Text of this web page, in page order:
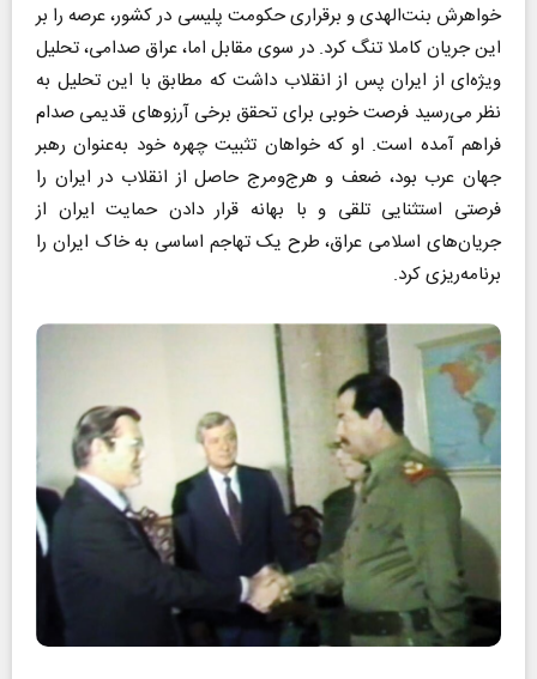
خواهرش بنت‌الهدی و برقراری حکومت پلیسی در کشور، عرصه را بر
این جریان کاملا تنگ کرد. در سوی مقابل اما، عراق صدامی، تحلیل
ویژه‌ای از ایران پس از انقلاب داشت که مطابق با این تحلیل به
نظر می‌رسید فرصت خوبی برای تحقق برخی آرزوهای قدیمی صدام
فراهم آمده است. او که خواهان تثبیت چهره خود به‌عنوان رهبر
جهان عرب بود، ضعف و هرج‌و‌مرج حاصل از انقلاب در ایران را
فرصتی استثنایی تلقی و با بهانه قرار دادن حمایت ایران از
جریان‌های اسلامی عراق، طرح یک تهاجم اساسی به خاک ایران را
برنامه‌ریزی کرد.